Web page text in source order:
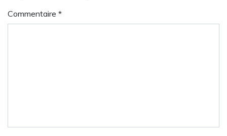
Commentaire *